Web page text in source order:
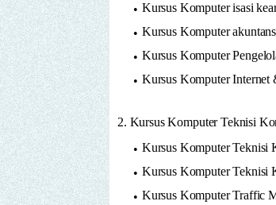
Kursus Komputer isasi
Kursus Komputer
Kursus Komputer
Kursus Komputer Internet
2. Kursus Komputer Teknisi
Kursus Komputer Teknisi
Kursus Komputer Teknisi
Kursus Komputer Traffic